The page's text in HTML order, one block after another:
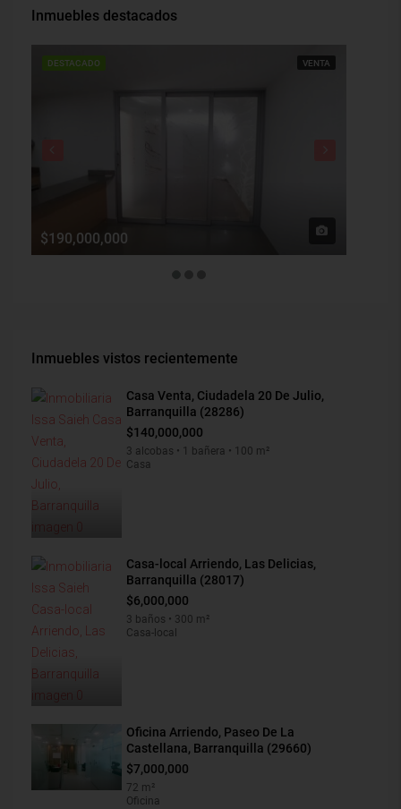
Inmuebles destacados
DESTACADO VENTA
$190,000,000
Inmuebles vistos recientemente
Casa Venta, Ciudadela 20 De Julio,
Barranquilla (28286)
$140,000,000
3 alcobas • 1 bañera • 100 m²
Casa
Casa-local Arriendo, Las Delicias,
Barranquilla (28017)
$6,000,000
3 baños • 300 m²
Casa-local
Oficina Arriendo, Paseo De La
Castellana, Barranquilla (29660)
$7,000,000
72 m²
Oficina